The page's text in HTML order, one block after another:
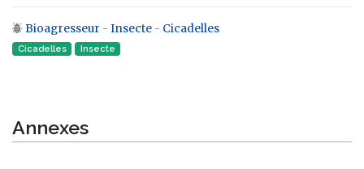
Aller à :navigation,rechercher
Bioagresseur - Insecte - Cicadelles
Cicadelles Insecte‎
Annexes